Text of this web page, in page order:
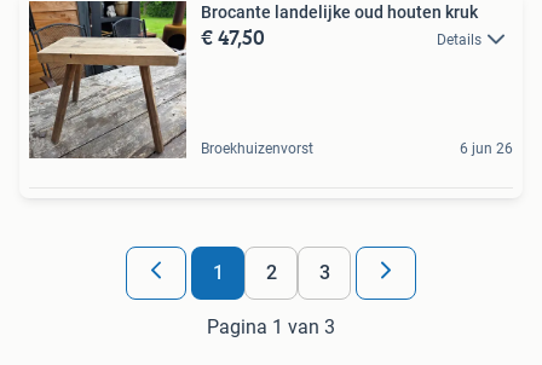
Brocante landelijke oud houten kruk
€ 47,50 Details
Broekhuizenvorst 6 jun 26
1 2 3
Pagina 1 van 3